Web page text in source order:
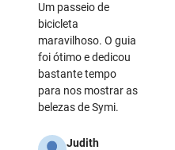
Um passeio de
bicicleta
maravilhoso. O guia
foi ótimo e dedicou
bastante tempo
para nos mostrar as
belezas de Symi.
Judith